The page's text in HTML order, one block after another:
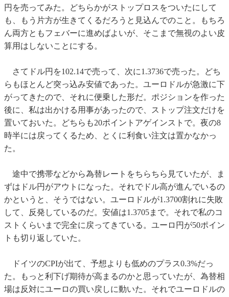
円を売ってみた。どちらかがストップロスをついたにして
も、もう片方が生きてくるだろうと見込んでのこと。もちろ
ん両方ともフェバーに進めばよいが、そこまで無視のよい皮
算用はしないことにする。
さてドル円を102.14で売って、次に1.3736で売った。どち
らもほとんど突っ込み安値であった。ユーロドルが急激に下
がってきたので、それに便乗した形だ。ポジションを作った
後に、私は出かける用事があったので、ストップ注文だけを
置いておいた。どちらも20ポイントアゲインストで。夜の8
時半には戻ってくるため、とくに利食い注文は置かなかっ
た。
途中で携帯などから為替レートをちらちら見ていたが、ま
ずはドル円がアウトになった。それでドル高が進んでいるの
かというと、そうではない。ユーロドルが1.3700割れに失敗
して、反発しているのだ。安値は1.3705まで。それで私のコ
ストくらいまで完全に戻ってきている。ユーロ円が50ポイン
トも切り返していた。
ドイツのCPIが出て、予想よりも低めのプラス0.3%だっ
た。もっと利下げ期待が高まるのかと思っていたが、為替相
場は反対にユーロの買い戻しに動いた。それでユーロドルの